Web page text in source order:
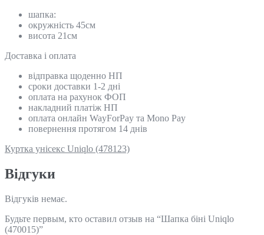
шапка:
окружність 45см
висота 21см
Доставка і оплата
відправка щоденно НП
сроки доставки 1-2 дні
оплата на рахунок ФОП
накладний платіж НП
оплата онлайн WayForPay та Mono Pay
повернення протягом 14 днів
Куртка унісекс Uniqlo (478123)
Відгуки
Відгуків немає.
Будьте первым, кто оставил отзыв на “Шапка біні Uniqlo
(470015)”